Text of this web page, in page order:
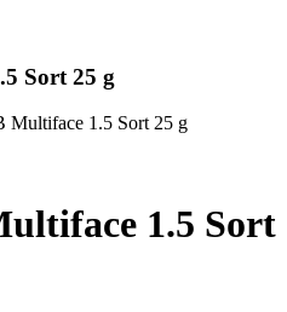
Sort 25 g
Multiface 1.5 Sort 25 g
1.5 Sort